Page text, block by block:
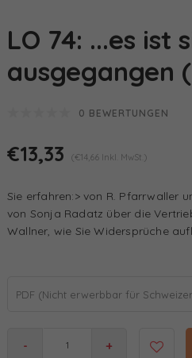
LO 74: ...es ist
ausgegangen
0 BEWERTUNGEN
€13,33 (€14,66 Inkl. MwSt.)
Sie erfahren:> von R. Pfarrwaller
von Sonja Radatz über die
Wallner, wie Sie Widersprüche
PDF (Nicht erwerbbar für
- +